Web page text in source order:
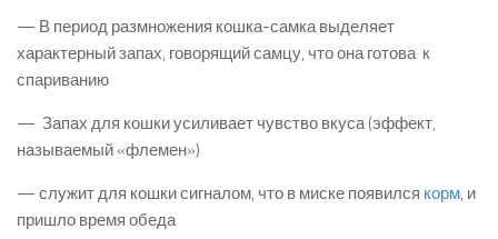
— В период размножения кошка-самка выделяет
характерный запах, говорящий самцу, что она готова к
спариванию
— Запах для кошки усиливает чувство вкуса (эффект,
называемый «флемен»)
— служит для кошки сигналом, что в миске появился корм, и
пришло время обеда